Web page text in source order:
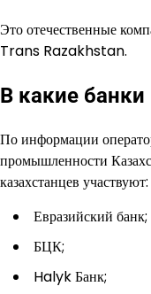
Это отечественные
Trans Razakhstan.
В какие
По информации
промышленности
казахстанцев участвуют:
Евразийский банк;
БЦК;
Halyk Банк;